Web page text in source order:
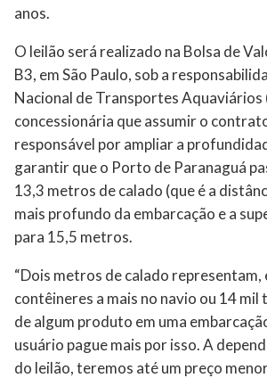
anos.
O leilão será realizado na Bolsa de
B3, em São Paulo, sob a
Nacional de Transportes Aquaviários
concessionária que assumir o
responsável por ampliar a
garantir que o Porto de Paranaguá
13,3 metros de calado (que é a
mais profundo da embarcação e a
para 15,5 metros.
“Dois metros de calado representam,
contêineres a mais no navio ou 14 mil
de algum produto em uma
usuário pague mais por isso. A
do leilão, teremos até um preço